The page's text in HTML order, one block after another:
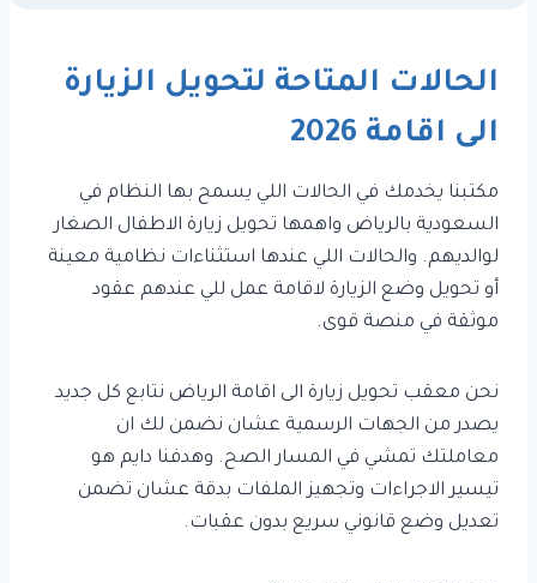
الحالات المتاحة لتحويل الزيارة
الى اقامة 2026
مكتبنا يخدمك في الحالات اللي يسمح بها النظام في
السعودية بالرياض واهمها تحويل زيارة الاطفال الصغار
لوالديهم. والحالات اللي عندها استثناءات نظامية معينة
أو تحويل وضع الزيارة لاقامة عمل للي عندهم عقود
موثقة في منصة قوى.
نحن معقب تحويل زيارة الى اقامة الرياض نتابع كل جديد
يصدر من الجهات الرسمية عشان نضمن لك ان
معاملتك تمشي في المسار الصح. وهدفنا دايم هو
تيسير الاجراءات وتجهيز الملفات بدقة عشان تضمن
تعديل وضع قانوني سريع بدون عقبات.